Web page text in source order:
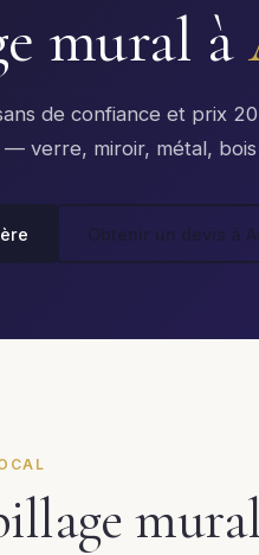
mural à
de confiance et prix
verre, miroir, métal,
Obtenir un devis à